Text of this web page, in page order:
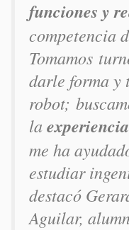
funciones y
competencia
Tomamos
darle forma y
robot;
laexperiencia
me ha
estudiar
destacó
Aguilar,